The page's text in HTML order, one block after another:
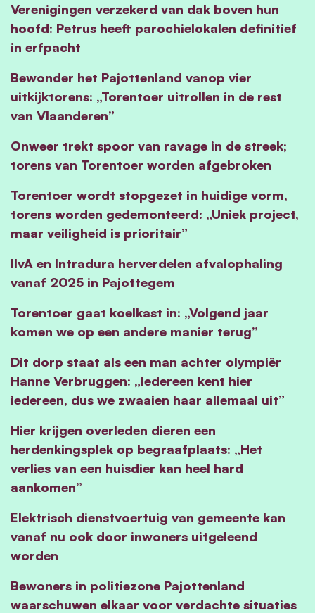
Verenigingen verzekerd van dak boven hun
hoofd: Petrus heeft parochielokalen definitief
in erfpacht
Bewonder het Pajottenland vanop vier
uitkijktorens: „Torentoer uitrollen in de rest
van Vlaanderen”
Onweer trekt spoor van ravage in de streek;
torens van Torentoer worden afgebroken
Torentoer wordt stopgezet in huidige vorm,
torens worden gedemonteerd: „Uniek project,
maar veiligheid is prioritair”
IlvA en Intradura herverdelen afvalophaling
vanaf 2025 in Pajottegem
Torentoer gaat koelkast in: „Volgend jaar
komen we op een andere manier terug”
Dit dorp staat als een man achter olympiër
Hanne Verbruggen: „Iedereen kent hier
iedereen, dus we zwaaien haar allemaal uit”
Hier krijgen overleden dieren een
herdenkingsplek op begraafplaats: „Het
verlies van een huisdier kan heel hard
aankomen”
Elektrisch dienstvoertuig van gemeente kan
vanaf nu ook door inwoners uitgeleend
worden
Bewoners in politiezone Pajottenland
waarschuwen elkaar voor verdachte situaties